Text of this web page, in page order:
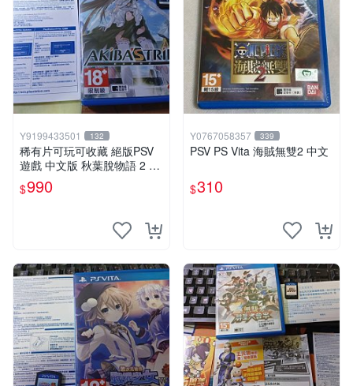
Y9199433501 132
稀有片可玩可收藏 絕版PSV
遊戲 中文版 秋葉脫物語 2 AK
IBA'S TRIP 2中文版
$990
Y0767058357 339
PSV PS Vita 海賊無雙2 中文
$310